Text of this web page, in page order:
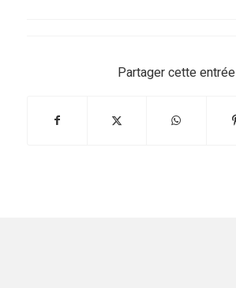
Partager cette entrée